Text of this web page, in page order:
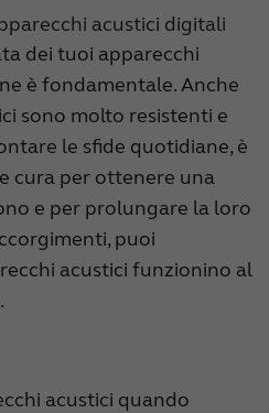
acustici digitali
dei tuoi apparecchi
è fondamentale. Anche
sono molto resistenti e
le sfide quotidiane, è
cura per ottenere una
e per prolungare la loro
puoi
acustici funzionino al
acustici quando